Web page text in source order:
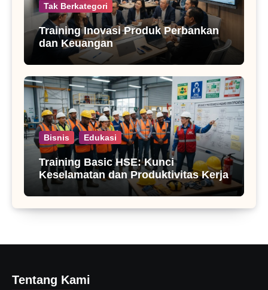
Tak Berkategori
Training Inovasi Produk Perbankan
dan Keuangan
Bisnis Edukasi
Training Basic HSE: Kunci
Keselamatan dan Produktivitas Kerja
Tentang Kami